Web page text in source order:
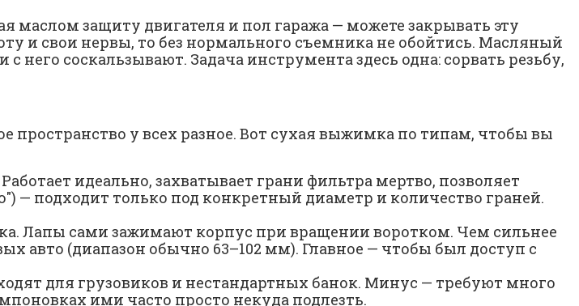
защиту двигателя и пол гаража — можете закрывать эту
и свои нервы, то без нормального съемника не обойтись. Масляный
соскальзывают. Задача инструмента здесь одна: сорвать резьбу,
пространство у всех разное. Вот сухая выжимка по типам, чтобы вы
идеально, захватывает грани фильтра мертво, позволяет
— подходит только под конкретный диаметр и количество граней.
Лапы сами зажимают корпус при вращении воротком. Чем сильнее
авто (диапазон обычно 63–102 мм). Главное — чтобы был доступ с
для грузовиков и нестандартных банок. Минус — требуют много
ими часто просто некуда подлезть.